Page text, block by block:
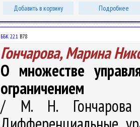
Добавить в корзину Подробнее
ББК 22.1 В78
Гончарова, Марина
О множестве
ограничением
/ М. Н. Гончарова